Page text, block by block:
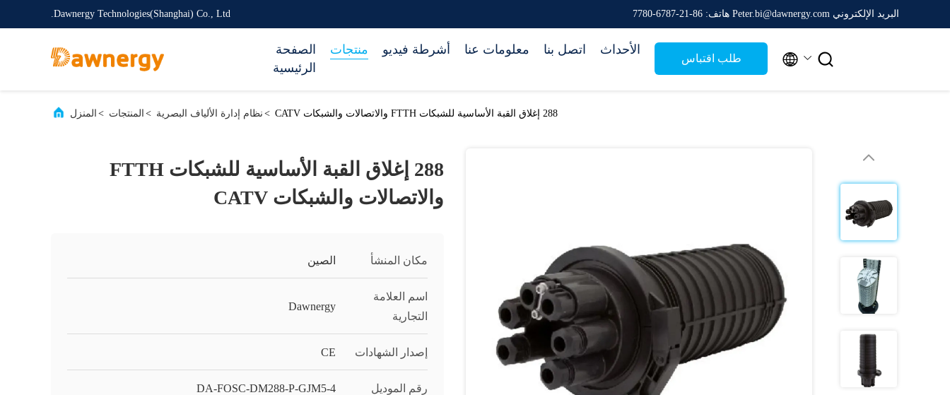
Dawnergy Technologies(Shanghai) Co., Ltd. البريد الإلكتروني Peter.bi@dawnergy.com هاتف: 86-21-6787-7780
الصفحة
الرئيسية
منتجات أشرطة فيديو معلومات عنا اتصل بنا الأحداث
طلب اقتباس  
المنزل > المنتجات > نظام إدارة الألياف البصرية > 288 إغلاق القبة الأساسية للشبكات FTTH والاتصالات والشبكات CATV
288 إغلاق القبة الأساسية للشبكات FTTH
والاتصالات والشبكات CATV
مكان المنشأ الصين
اسم العلامة
التجارية
Dawnergy
إصدار الشهادات CE
رقم الموديل DA-FOSC-DM288-P-GJM5-4